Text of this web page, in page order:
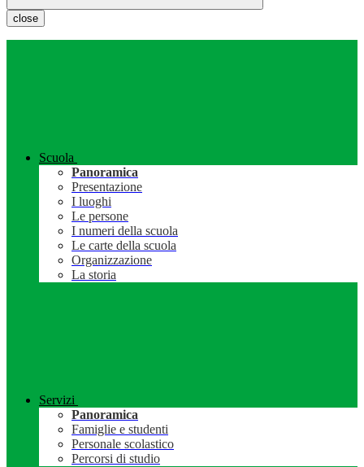
close
Scuola
Panoramica
Presentazione
I luoghi
Le persone
I numeri della scuola
Le carte della scuola
Organizzazione
La storia
Servizi
Panoramica
Famiglie e studenti
Personale scolastico
Percorsi di studio